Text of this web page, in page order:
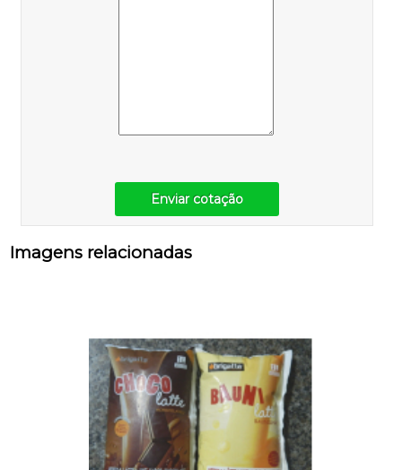
Enviar cotação
Imagens relacionadas